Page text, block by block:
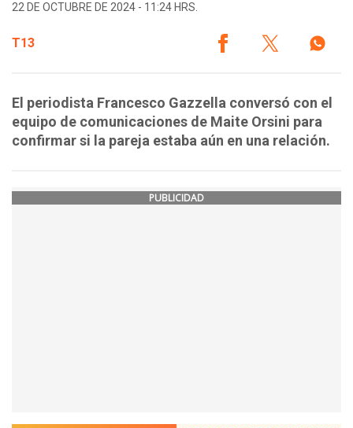
22 DE OCTUBRE DE 2024 - 11:24 HRS.
T13
El periodista Francesco Gazzella conversó con el
equipo de comunicaciones de Maite Orsini para
confirmar si la pareja estaba aún en una relación.
PUBLICIDAD